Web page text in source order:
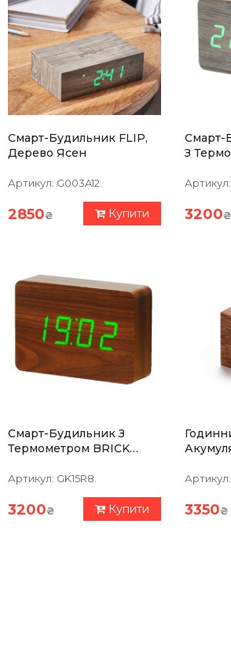
Смарт-Будильник FLIP,
Дерево Ясен
Артикул: G003A12.
2850₴ Купити
Смарт-
З
Артикул:
3200₴
Смарт-Будильник З
Термометром BRICK
Артикул: GK15R8.
3200₴ Купити
Артикул:
3350₴